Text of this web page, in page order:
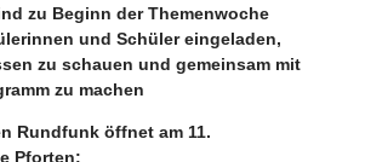
zu Beginn der Themenwoche
und Schüler eingeladen,
zu schauen und gemeinsam mit
zu machen
Rundfunk öffnet am 11.
Pforten: